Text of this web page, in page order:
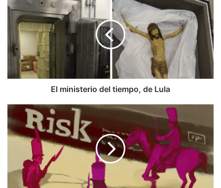
ministerio
tiempo,
Lula
El ministerio del tiempo, de Lula
Podemos:
Tiros
en